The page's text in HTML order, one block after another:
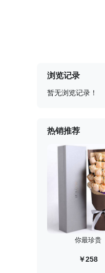
浏览记录
暂无浏览记录！
热销推荐
你最珍贵
￥258